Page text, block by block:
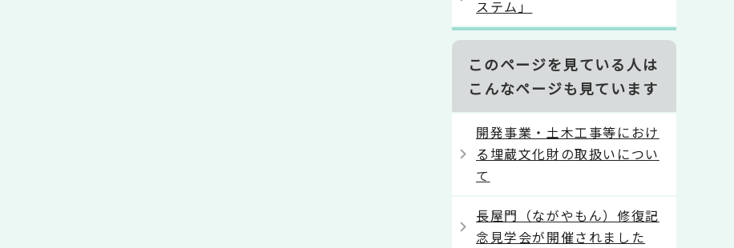
ステム」
このページを見ている人は
こんなページも見ています
開発事業・土木工事等におけ
る埋蔵文化財の取扱いについ
て
長屋門（ながやもん）修復記
念見学会が開催されました